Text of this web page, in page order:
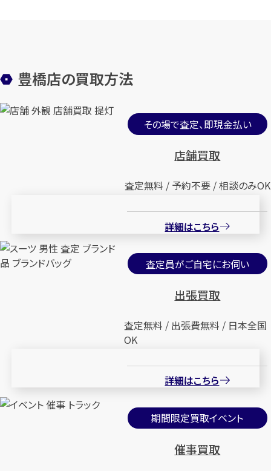
豊橋店の買取方法
その場で査定、即現金払い
店舗買取
査定無料 / 予約不要 / 相談のみOK
詳細はこちら
査定員がご自宅にお伺い
出張買取
査定無料 / 出張費無料 / 日本全国
OK
詳細はこちら
期間限定買取イベント
催事買取